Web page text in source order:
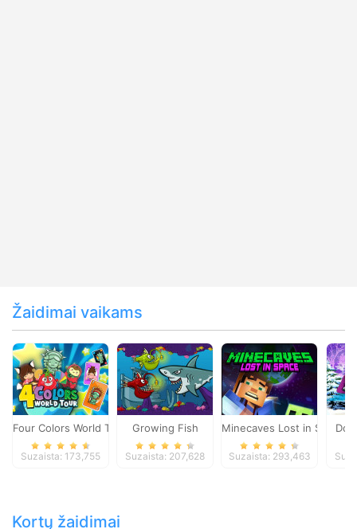
Žaidimai vaikams
Four Colors World Tour
Suzaista: 173,755
Growing Fish
Suzaista: 207,628
Minecaves Lost in Space
Suzaista: 293,463
Kortų žaidimai